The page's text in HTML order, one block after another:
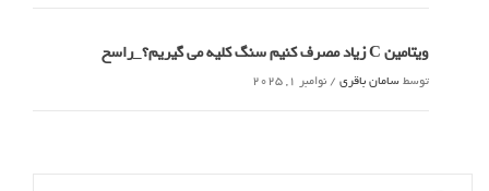
ویتامین C زیاد مصرف کنیم سنگ کلیه می گیریم؟_راسخ
توسطسامان باقری / نوامبر 1, 2025